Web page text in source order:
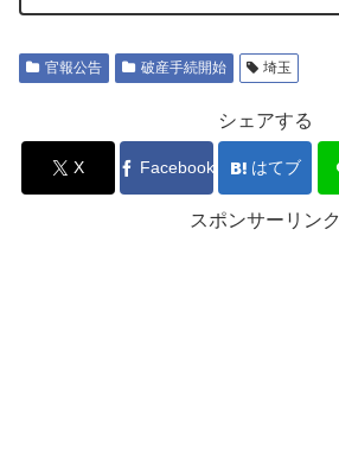
官報公告 破産手続開始 埼玉
シェアする
X Facebook はてブ
スポンサーリンク